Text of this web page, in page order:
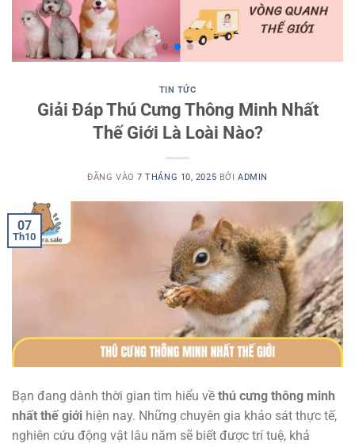
TIN TỨC
Giải Đáp Thú Cưng Thông Minh Nhất
Thế Giới Là Loài Nào?
ĐĂNG VÀO7 THÁNG 10, 2025 BỞI ADMIN
07
Th10
Bạn đang dành thời gian tìm hiểu về thú cưng thông minh
nhất thế giới hiện nay. Những chuyên gia khảo sát thực tế,
nghiên cứu động vật lâu năm sẽ biết được trí tuệ, khả